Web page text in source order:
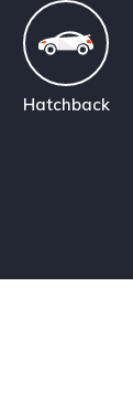
Hatchback